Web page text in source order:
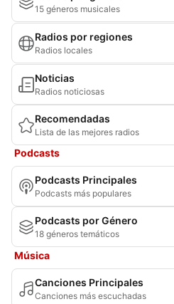
15 géneros musicales
Radios por regiones
Radios locales
Noticias
Radios noticiosas
Recomendadas
Lista de las mejores radios
Podcasts
Podcasts Principales
Podcasts más populares
Podcasts por Género
18 géneros temáticos
Música
Canciones Principales
Canciones más escuchadas